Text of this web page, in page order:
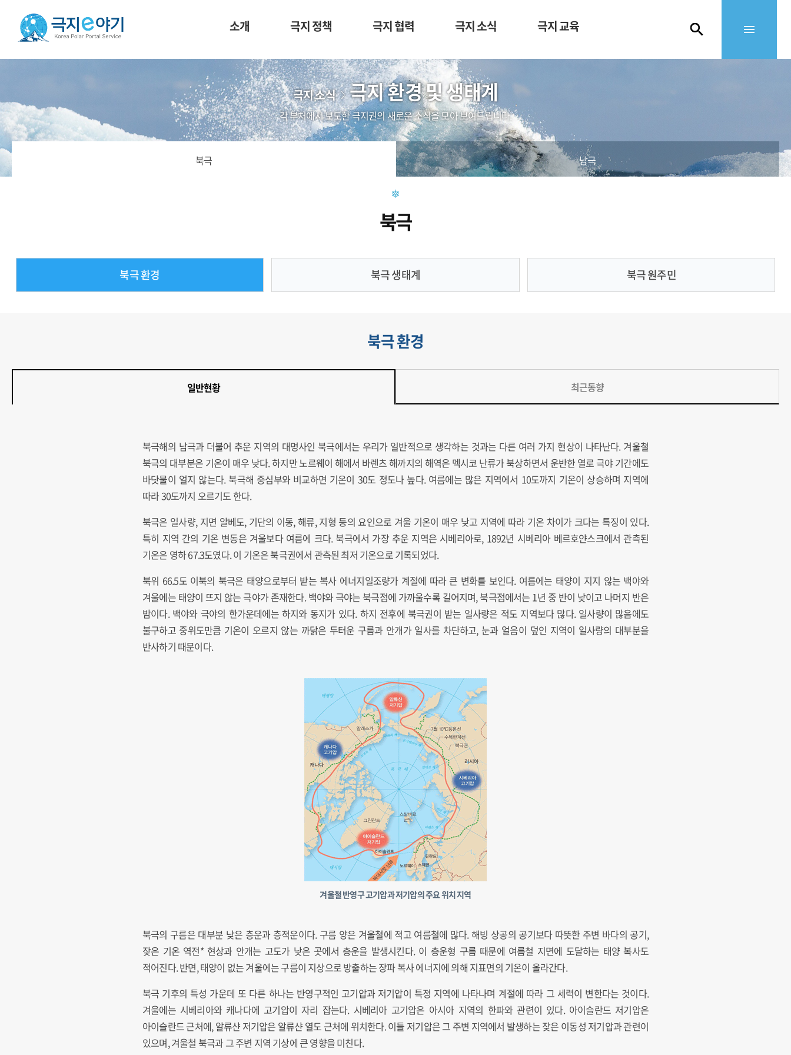
소개 극지 정책 극지 협력 극지 소식 극지 교육
극지 소식 극지 환경 및 생태계
각 부처에서 보도한 극지권의 새로운 소식을 모아 보여드립니다.
북극 남극
북극
북극 환경 북극 생태계 북극 원주민
북극 환경
일반현황 최근동향
북극해의 남극과 더불어 추운 지역의 대명사인 북극에서는 우리가 일반적으로 생각하는 것과는 다른 여러 가지 현상이 나타난다. 겨울철
북극의 대부분은 기온이 매우 낮다. 하지만 노르웨이 해에서 바렌츠 해까지의 해역은 멕시코 난류가 북상하면서 운반한 열로 극야 기간에도
바닷물이 얼지 않는다. 북극해 중심부와 비교하면 기온이 30도 정도나 높다. 여름에는 많은 지역에서 10도까지 기온이 상승하며 지역에
따라 30도까지 오르기도 한다.
북극은 일사량, 지면 알베도, 기단의 이동, 해류, 지형 등의 요인으로 겨울 기온이 매우 낮고 지역에 따라 기온 차이가 크다는 특징이 있다.
특히 지역 간의 기온 변동은 겨울보다 여름에 크다. 북극에서 가장 추운 지역은 시베리아로, 1892년 시베리아 베르호얀스크에서 관측된
기온은 영하 67.3도였다. 이 기온은 북극권에서 관측된 최저 기온으로 기록되었다.
북위 66.5도 이북의 북극은 태양으로부터 받는 복사 에너지일조량가 계절에 따라 큰 변화를 보인다. 여름에는 태양이 지지 않는 백야와
겨울에는 태양이 뜨지 않는 극야가 존재한다. 백야와 극야는 북극점에 가까울수록 길어지며, 북극점에서는 1년 중 반이 낮이고 나머지 반은
밤이다. 백야와 극야의 한가운데에는 하지와 동지가 있다. 하지 전후에 북극권이 받는 일사량은 적도 지역보다 많다. 일사량이 많음에도
불구하고 중위도만큼 기온이 오르지 않는 까닭은 두터운 구름과 안개가 일사를 차단하고, 눈과 얼음이 덮인 지역이 일사량의 대부분을
반사하기 때문이다.
겨울철 반영구 고기압과 저기압의 주요 위치 지역
북극의 구름은 대부분 낮은 층운과 층적운이다. 구름 양은 겨울철에 적고 여름철에 많다. 해빙 상공의 공기보다 따뜻한 주변 바다의 공기,
잦은 기온 역전* 현상과 안개는 고도가 낮은 곳에서 층운을 발생시킨다. 이 층운형 구름 때문에 여름철 지면에 도달하는 태양 복사도
적어진다. 반면, 태양이 없는 겨울에는 구름이 지상으로 방출하는 장파 복사 에너지에 의해 지표면의 기온이 올라간다.
북극 기후의 특성 가운데 또 다른 하나는 반영구적인 고기압과 저기압이 특정 지역에 나타나며 계절에 따라 그 세력이 변한다는 것이다.
겨울에는 시베리아와 캐나다에 고기압이 자리 잡는다. 시베리아 고기압은 아시아 지역의 한파와 관련이 있다. 아이슬란드 저기압은
아이슬란드 근처에, 알류샨 저기압은 알류샨 열도 근처에 위치한다. 이들 저기압은 그 주변 지역에서 발생하는 잦은 이동성 저기압과 관련이
있으며, 겨울철 북극과 그 주변 지역 기상에 큰 영향을 미친다.